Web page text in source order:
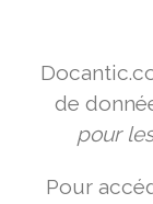
de
pour
Pour